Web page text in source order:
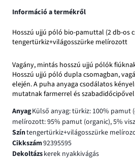
Információ a termékről
Hosszú ujjú póló bio-pamuttal (2 db-os
tengertürkiz+világosszürke melírozott
Vagány, mintás hosszú ujjú pólók
Hosszú ujjú póló dupla csomagban,
elején. A puha anyaga csodálatos
mutatnak farmerrel és
AnyagKülső anyag: türkiz: 100% pamut
melírozott: 95% pamut (organic), 5%
Színtengertürkiz+világosszürke
Cikkszám92395595
Dekoltázskerek nyakkivágás